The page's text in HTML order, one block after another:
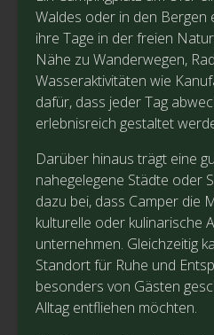
Waldes oder in den Bergen
ihre Tage in der freien
Nähe zu Wanderwegen,
Wasseraktivitäten wie
dafür, dass jeder Tag
erlebnisreich gestaltet
Darüber hinaus trägt eine
nahegelegene Städte oder
dazu bei, dass Camper die
kulturelle oder kulinarische
unternehmen. Gleichzeitig
Standort für Ruhe und
besonders von Gästen
Alltag entfliehen möchten.